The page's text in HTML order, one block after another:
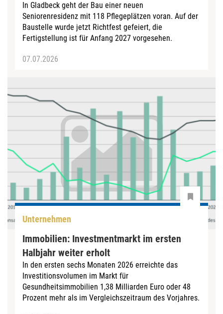
In Gladbeck geht der Bau einer neuen
Seniorenresidenz mit 118 Pflegeplätzen voran. Auf der
Baustelle wurde jetzt Richtfest gefeiert, die
Fertigstellung ist für Anfang 2027 vorgesehen.
07.07.2026
Unternehmen
Immobilien: Investmentmarkt im ersten
Halbjahr weiter erholt
In den ersten sechs Monaten 2026 erreichte das
Investitionsvolumen im Markt für
Gesundheitsimmobilien 1,38 Milliarden Euro oder 48
Prozent mehr als im Vergleichszeitraum des Vorjahres.